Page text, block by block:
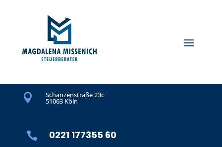
 Schanzenstraße 23c
51063 Köln
 0221 177355 60